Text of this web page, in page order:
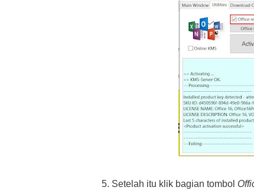
5. Setelah itu klik bagian tombol